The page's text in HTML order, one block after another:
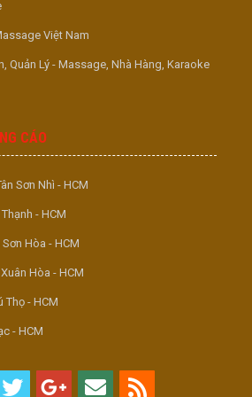
quan trọng không bao giờ quên tư vấn
nữa.
thật thoải mái
Việt Nam
Quản Lý - Massage, Nhà Hàng, Karaoke
CÁO
Sơn Nhì - HCM
- HCM
Hòa - HCM
Hòa - HCM
Thọ - HCM
- HCM